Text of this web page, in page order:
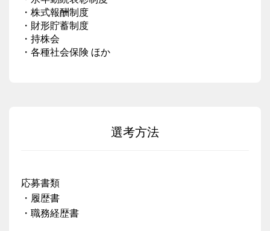
・株式報酬制度
・財形貯蓄制度
・持株会
・各種社会保険 ほか
選考方法
応募書類
・履歴書
・職務経歴書